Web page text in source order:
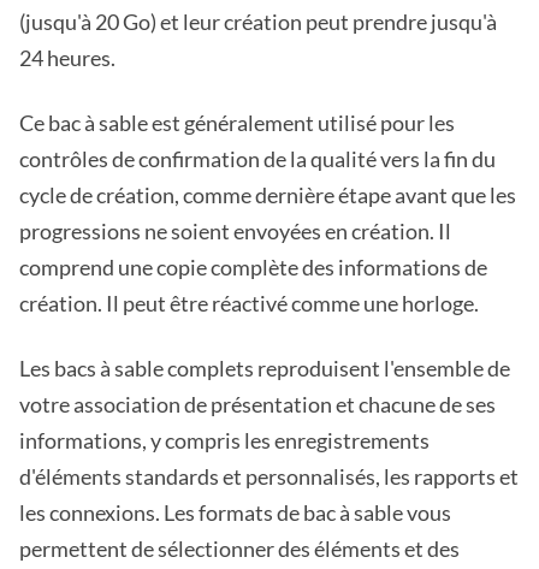
(jusqu'à 20 Go) et leur création peut prendre jusqu'à
24 heures.
Ce bac à sable est généralement utilisé pour les
contrôles de confirmation de la qualité vers la fin du
cycle de création, comme dernière étape avant que les
progressions ne soient envoyées en création. Il
comprend une copie complète des informations de
création. Il peut être réactivé comme une horloge.
Les bacs à sable complets reproduisent l'ensemble de
votre association de présentation et chacune de ses
informations, y compris les enregistrements
d'éléments standards et personnalisés, les rapports et
les connexions. Les formats de bac à sable vous
permettent de sélectionner des éléments et des